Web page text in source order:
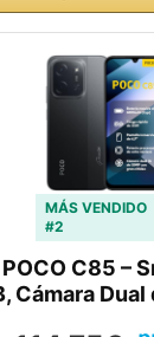
MÁS VENDIDO
#2
C85 –
Cámara